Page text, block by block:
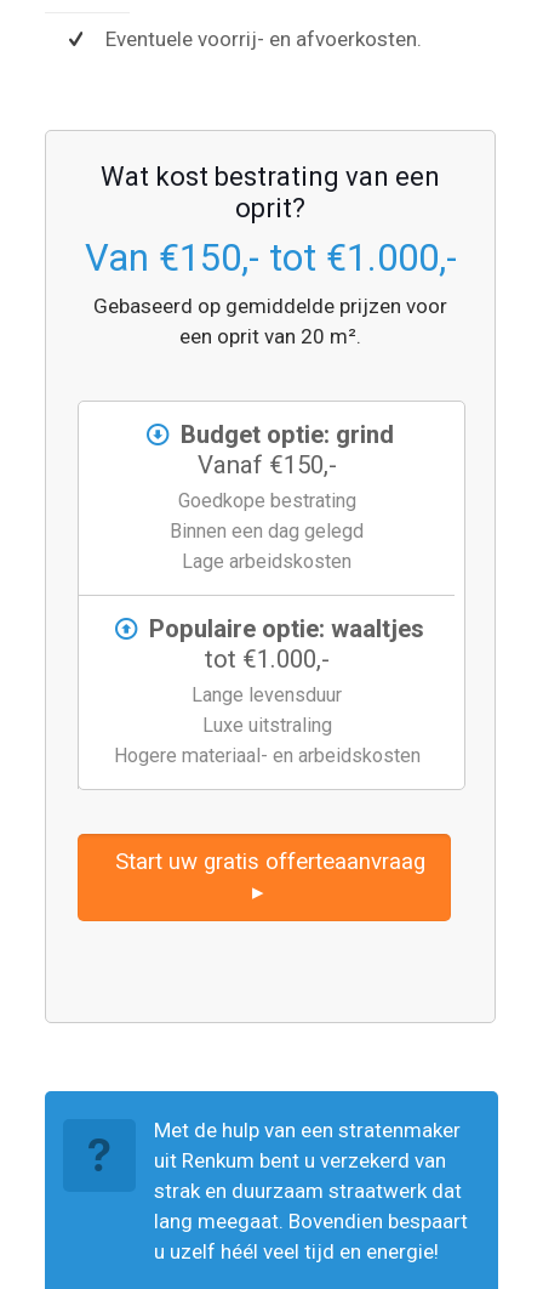
Eventuele voorrij- en afvoerkosten.
Wat kost bestrating van een
oprit?
Van €150,- tot €1.000,-
Gebaseerd op gemiddelde prijzen voor
een oprit van 20 m².
Budget optie: grind
Vanaf €150,-
Goedkope bestrating
Binnen een dag gelegd
Lage arbeidskosten
Populaire optie: waaltjes
tot €1.000,-
Lange levensduur
Luxe uitstraling
Hogere materiaal- en arbeidskosten
Start uw gratis offerteaanvraag
▸
Met de hulp van een stratenmaker
uit Renkum bent u verzekerd van
strak en duurzaam straatwerk dat
lang meegaat. Bovendien bespaart
u uzelf héél veel tijd en energie!